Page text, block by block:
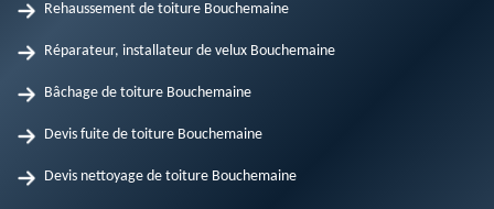
Rehaussement de toiture Bouchemaine
Réparateur, installateur de velux Bouchemaine
Bâchage de toiture Bouchemaine
Devis fuite de toiture Bouchemaine
Devis nettoyage de toiture Bouchemaine